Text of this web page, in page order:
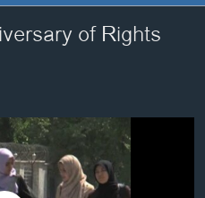
ລັດ 2024 of Rights